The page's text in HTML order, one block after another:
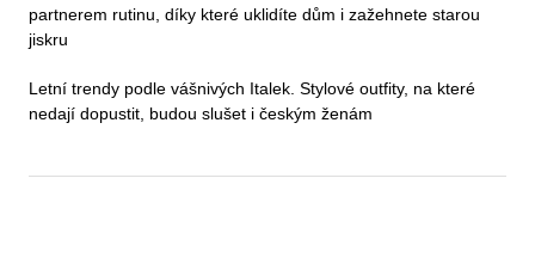
partnerem rutinu, díky které uklidíte dům i zažehnete starou
jiskru
Letní trendy podle vášnivých Italek. Stylové outfity, na které
nedají dopustit, budou slušet i českým ženám